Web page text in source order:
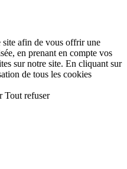
site afin de vous offrir une
en prenant en compte vos
sur notre site. En cliquant sur
de tous les cookies
Tout refuser